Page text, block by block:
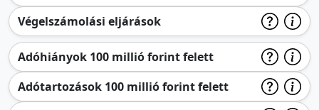
Végelszámolási eljárások
Adóhiányok 100 millió forint felett
Adótartozások 100 millió forint felett